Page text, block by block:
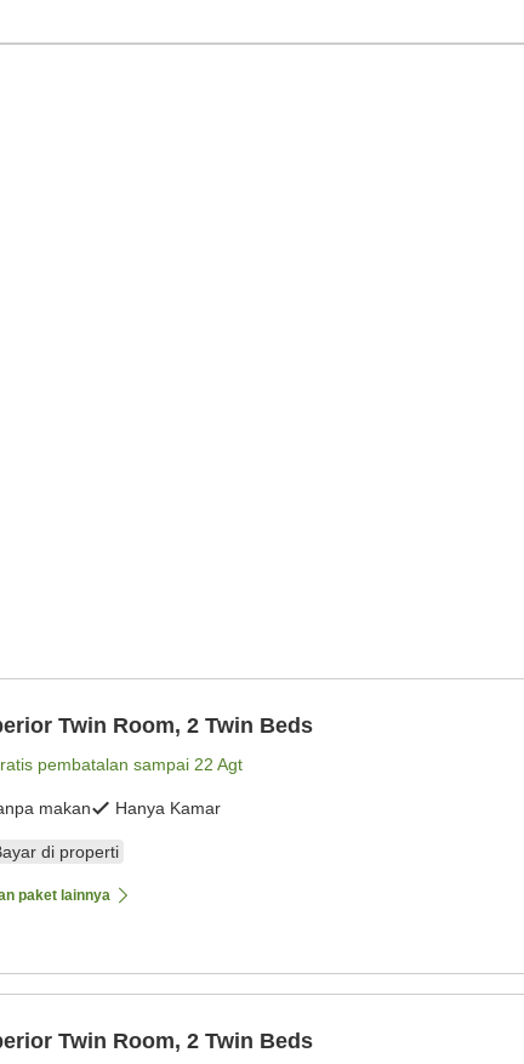
Twin Room, 2 Twin Beds
pembatalan sampai 22 Agt
makan Hanya Kamar
di properti
paket lainnya
Twin Room, 2 Twin Beds